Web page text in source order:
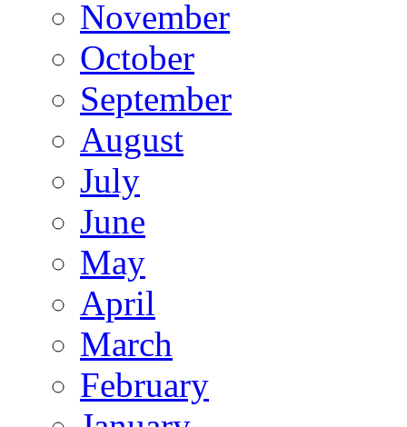
November
October
September
August
July
June
May
April
March
February